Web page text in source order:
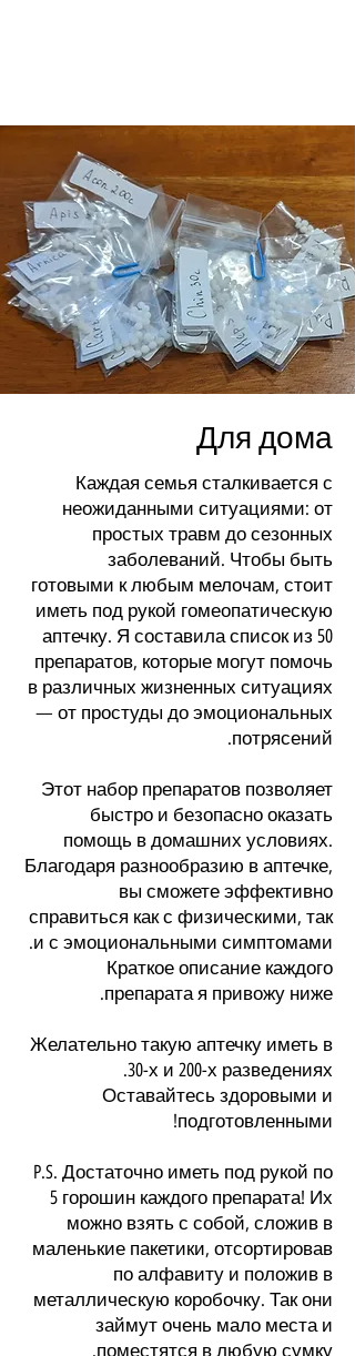
Для дома
Каждая семья сталкивается с
неожиданными ситуациями: от
простых травм до сезонных
заболеваний. Чтобы быть
готовыми к любым мелочам, стоит
иметь под рукой гомеопатическую
аптечку. Я составила список из 50
препаратов, которые могут помочь
в различных жизненных ситуациях
— от простуды до эмоциональных
потрясений.
Этот набор препаратов позволяет
быстро и безопасно оказать
помощь в домашних условиях.
Благодаря разнообразию в аптечке,
вы сможете эффективно
справиться как с физическими, так
и с эмоциональными симптомами.
Краткое описание каждого
препарата я привожу ниже.
Желательно такую аптечку иметь в
30-х и 200-х разведениях.
Оставайтесь здоровыми и
подготовленными!
P.S. Достаточно иметь под рукой по
5 горошин каждого препарата! Их
можно взять с собой, сложив в
маленькие пакетики, отсортировав
по алфавиту и положив в
металлическую коробочку. Так они
займут очень мало места и
поместятся в любую сумку.